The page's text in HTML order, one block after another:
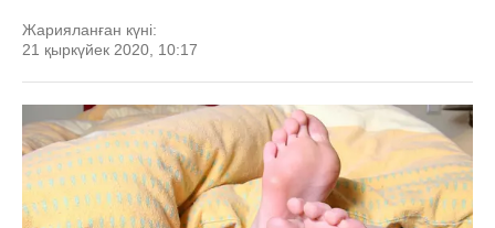
Жарияланған күні:
21 қыркүйек 2020, 10:17